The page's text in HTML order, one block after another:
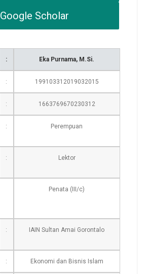
Google Scholar
: Eka Purnama, M.Si.
: 199103312019032015
: 1663769670230312
: Perempuan
: Lektor
Penata (III/c)
: IAIN Sultan Amai Gorontalo
: Ekonomi dan Bisnis Islam